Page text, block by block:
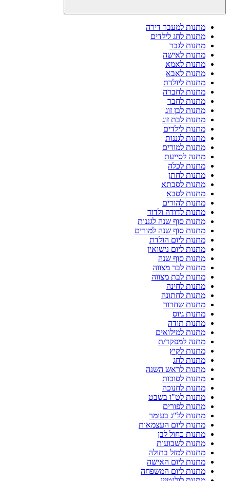
מתנות למעבר דירה
מתנות לחג לילדים
מתנות לגבר
מתנות לאישה
מתנות לאמא
מתנות לאבא
מתנות ליולדת
מתנות לחברה
מתנות לחבר
מתנות לבן זוג
מתנות לבת זוג
מתנות לילדים
מתנות לגננות
מתנות למורים
מתנה לסייעת
מתנות לכלה
מתנות לחתן
מתנות לסבתא
מתנות לסבא
מתנות להורים
מתנות לדודה ולדוד
מתנות סוף שנה לגננות
מתנות סוף שנה למורים
מתנות ליום הולדת
מתנות ליום נישואין
מתנות סוף שנה
מתנות לבר מצווה
מתנות לבת מצווה
מתנות לחינה
מתנות לחתונה
מתנות שחרור
מתנות גיוס
מתנות תודה
מתנות למילואים
מתנה למפקד/ת
מתנות לקיץ
מתנות לחג
מתנות לראש השנה
מתנות לסוכות
מתנות לחנוכה
מתנות לט"ו בשבט
מתנות לפורים
מתנות לל"ג בעומר
מתנות ליום העצמאות
מתנות כחול לבן
מתנות לשבועות
מתנות למזל בתולה
מתנות ליום האישה
מתנות ליום המשפחה